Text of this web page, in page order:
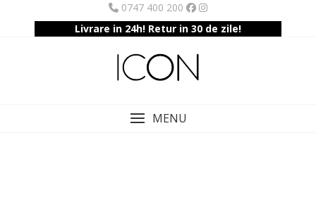
0747 400 200
Livrare in 24h! Retur in 30 de zile!
MENU